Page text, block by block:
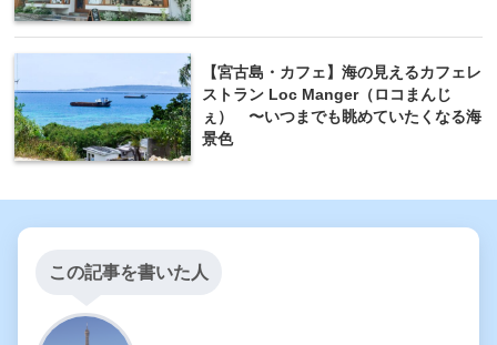
【宮古島・カフェ】海の見えるカフェレ
ストラン Loc Manger（ロコまんじ
ぇ） 〜いつまでも眺めていたくなる海
景色
この記事を書いた人